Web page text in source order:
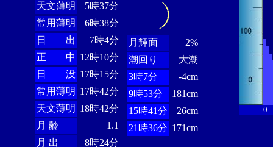
天文薄明
5時37分
常用薄明
6時38分
日 出
7時4分
正 中 12時10分
日 没 17時15分
常用薄明 17時42分
天文薄明 18時42分
月 齢
1.1
月 出
8時24分
月輝面
2%
潮回り
大潮
3時7分
-4cm
9時53分
181cm
15時41分
26cm
21時36分 171cm
0